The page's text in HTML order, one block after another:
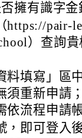
擁有識字
https://pair-
）查詢
料填寫」區
須重新申請
依流程申請
，即可登入